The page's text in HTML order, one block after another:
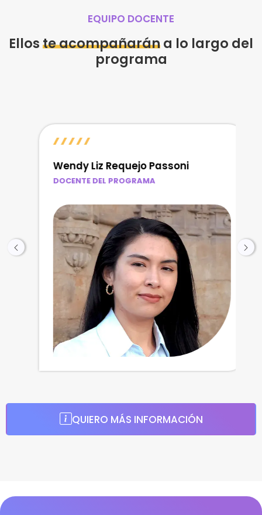
EQUIPO DOCENTE
Elloste acompañarána lo largo del
programa
Wendy Liz Requejo Passoni
DOCENTE DEL PROGRAMA
QUIERO MÁS INFORMACIÓN